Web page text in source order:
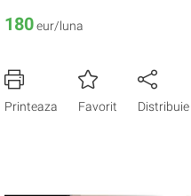
180eur/luna
Printeaza Favorit Distribuie